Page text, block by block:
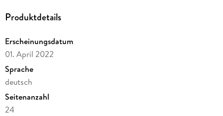
Produktdetails
Erscheinungsdatum
01. April 2022
Sprache
deutsch
Seitenanzahl
24